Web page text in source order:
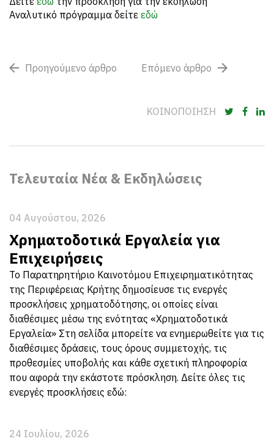
Αναλυτικό πρόγραμμα δείτε εδώ
Προηγούμενο άρθρο Επόμενο άρθρο
ΚΟΙΝΟΠΟΙΗΣΗ
Τελευταία Νέα & Εκδηλώσεις
04 Αυγούστου, 2026
Χρηματοδοτικά Εργαλεία για
Επιχειρήσεις
Το Παρατηρητήριο Καινοτόμου Επιχειρηματικότητας
της Περιφέρειας Κρήτης δημοσίευσε τις ενεργές
προσκλήσεις χρηματοδότησης, οι οποίες είναι
διαθέσιμες μέσω της ενότητας «Χρηματοδοτικά
Εργαλεία» Στη σελίδα μπορείτε να ενημερωθείτε για τις
διαθέσιμες δράσεις, τους όρους συμμετοχής, τις
προθεσμίες υποβολής και κάθε σχετική πληροφορία
που αφορά την εκάστοτε πρόσκληση. Δείτε όλες τις
ενεργές προσκλήσεις εδώ:
24 Ιουλίου, 2026